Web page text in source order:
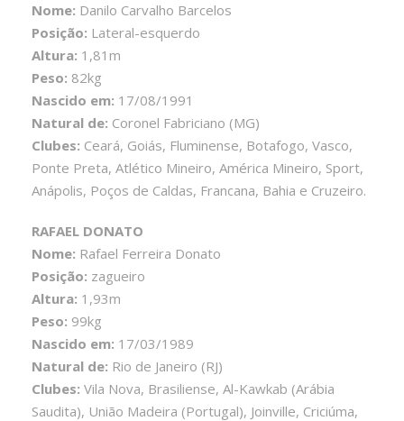
Nome: Danilo Carvalho Barcelos
Posição: Lateral-esquerdo
Altura: 1,81m
Peso: 82kg
Nascido em: 17/08/1991
Natural de: Coronel Fabriciano (MG)
Clubes: Ceará, Goiás, Fluminense, Botafogo, Vasco,
Ponte Preta, Atlético Mineiro, América Mineiro, Sport,
Anápolis, Poços de Caldas, Francana, Bahia e Cruzeiro.
RAFAEL DONATO
Nome: Rafael Ferreira Donato
Posição: zagueiro
Altura: 1,93m
Peso: 99kg
Nascido em: 17/03/1989
Natural de: Rio de Janeiro (RJ)
Clubes: Vila Nova, Brasiliense, Al-Kawkab (Arábia
Saudita), União Madeira (Portugal), Joinville, Criciúma,